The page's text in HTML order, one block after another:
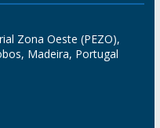
Zona Oeste (PEZO),
Madeira, Portugal